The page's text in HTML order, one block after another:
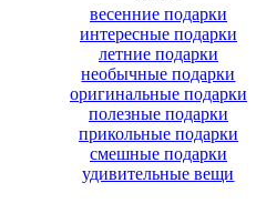
весенние подарки
интересные подарки
летние подарки
необычные подарки
оригинальные подарки
полезные подарки
прикольные подарки
смешные подарки
удивительные вещи